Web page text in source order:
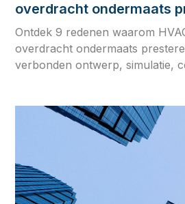
overdracht ondermaats
Ontdek 9 redenen waarom
overdracht ondermaats
verbonden ontwerp, simulatie,